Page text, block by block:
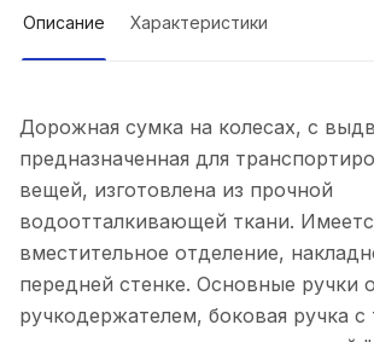
Описание Характеристики
Дорожная сумка на колесах, с
предназначенная для
вещей, изготовлена из прочной
водоотталкивающей ткани.
вместительное отделение,
передней стенке. Основные ручки
ручкодержателем, боковая ручка с